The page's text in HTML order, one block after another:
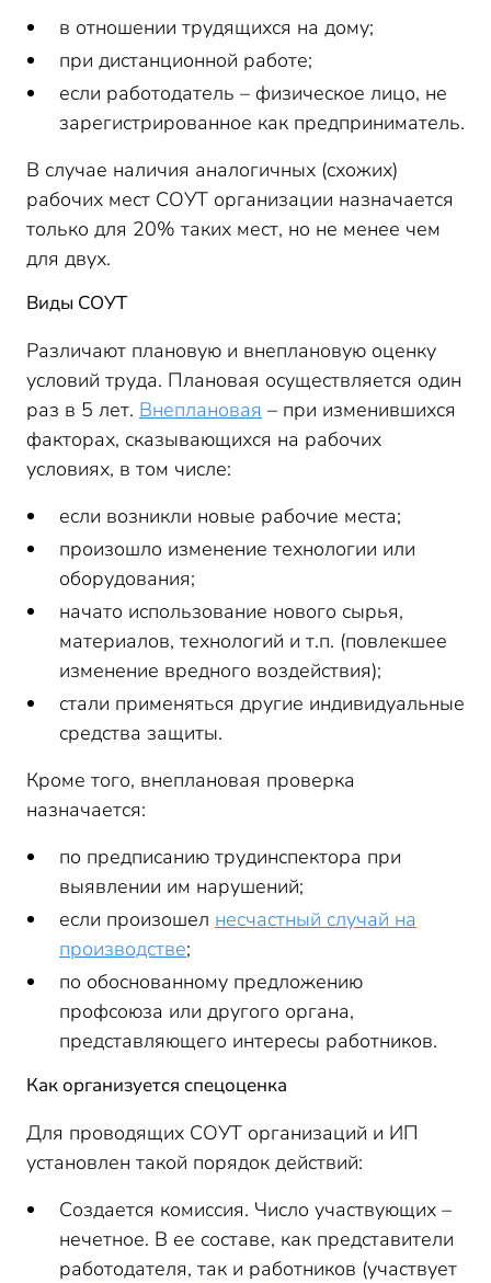
в отношении трудящихся на дому;
при дистанционной работе;
если работодатель – физическое лицо, не
зарегистрированное как предприниматель.
В случае наличия аналогичных (схожих)
рабочих мест СОУТ организации назначается
только для 20% таких мест, но не менее чем
для двух.
Виды СОУТ
Различают плановую и внеплановую оценку
условий труда. Плановая осуществляется один
раз в 5 лет. Внеплановая – при изменившихся
факторах, сказывающихся на рабочих
условиях, в том числе:
если возникли новые рабочие места;
произошло изменение технологии или
оборудования;
начато использование нового сырья,
материалов, технологий и т.п. (повлекшее
изменение вредного воздействия);
стали применяться другие индивидуальные
средства защиты.
Кроме того, внеплановая проверка
назначается:
по предписанию трудинспектора при
выявлении им нарушений;
если произошел несчастный случай на
производстве;
по обоснованному предложению
профсоюза или другого органа,
представляющего интересы работников.
Как организуется спецоценка
Для проводящих СОУТ организаций и ИП
установлен такой порядок действий:
Создается комиссия. Число участвующих –
нечетное. В ее составе, как представители
работодателя, так и работников (участвует